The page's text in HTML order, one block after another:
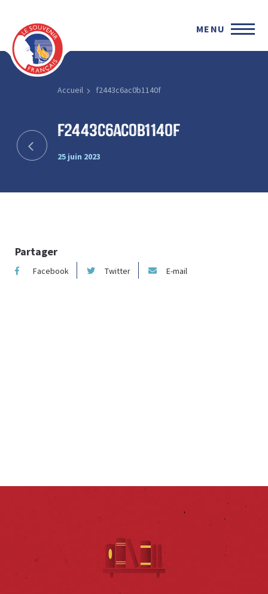
MENU
Accueil f2443c6ac0b1140f
f2443c6ac0b1140f
25 juin 2023
Partager
Facebook Twitter E-mail